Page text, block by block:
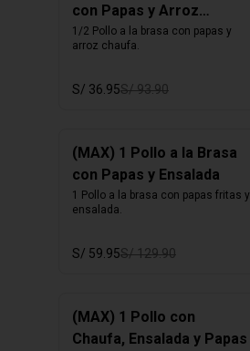
con Papas y Arroz
Chaufa
1/2 Pollo a la brasa con papas y
arroz chaufa.
S/ 36.95S/ 93.90
(MAX) 1 Pollo a la Brasa
con Papas y Ensalada
1 Pollo a la brasa con papas fritas y
ensalada.
S/ 59.95S/ 129.90
(MAX) 1 Pollo con
Chaufa, Ensalada y Papas